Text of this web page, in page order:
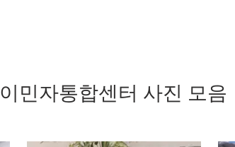
이민자통합센터 사진 모음